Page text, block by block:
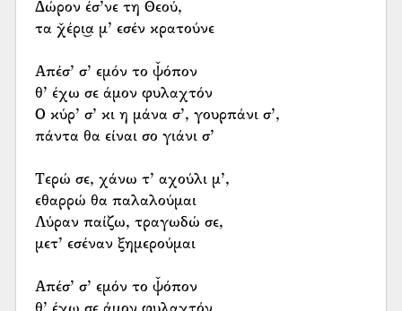
Δώρον έσ’νε τη Θεού,
τα χ̌έρι͜α μ’ εσέν κρατούνε
Απέσ’ σ’ εμόν το ψ̌όπον
θ’ έχω σε άμον φυλαχτόν
Ο κύρ’ σ’ κι η μάνα σ’, γουρπάνι σ’,
πάντα θα είναι σο γιάνι σ’
Τερώ σε, χάνω τ’ αχούλι μ’,
εθαρρώ θα παλαλούμαι
Λύραν παίζω, τραγωδώ σε,
μετ’ εσέναν ξημερούμαι
Απέσ’ σ’ εμόν το ψ̌όπον